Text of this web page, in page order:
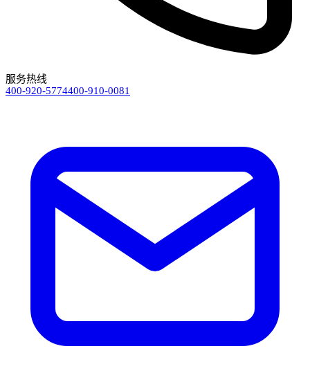
服务热线
400-920-5774400-910-0081